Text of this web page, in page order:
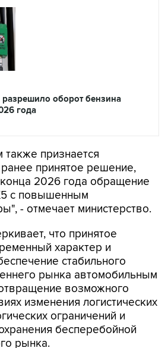
оборот бензина
года
признается
принятое решение,
2026 года обращение
с повышенным
- отмечает министерство.
что принятое
характер и
стабильного
рынка автомобильным
возможного
изменения логистических
ограничений и
бесперебойной
рынка.